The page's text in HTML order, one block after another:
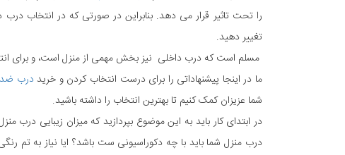
را تحت تاثیر قرار می دهد. بنابراین در صورتی که در انتخاب
تغییر دهید.
مسلم است که درب داخلی نیز بخش مهمی از منزل است، و برای
ما در اینجا پیشنهاداتی را برای درست انتخاب کردن و خرید درب
شما عزیزان کمک کنیم تا بهترین انتخاب را داشته باشید.
در ابتدای کار باید به این موضوع بپردازید که میزان زیبایی
درب منزل شما باید با چه دکوراسیونی ست باشد؟ ایا نیاز به